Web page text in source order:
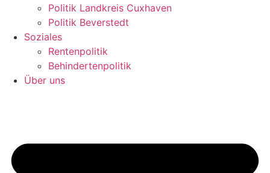
Politik Landkreis Cuxhaven
Politik Beverstedt
Soziales
Rentenpolitik
Behindertenpolitik
Über uns